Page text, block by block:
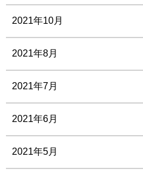
2021年10月
2021年8月
2021年7月
2021年6月
2021年5月